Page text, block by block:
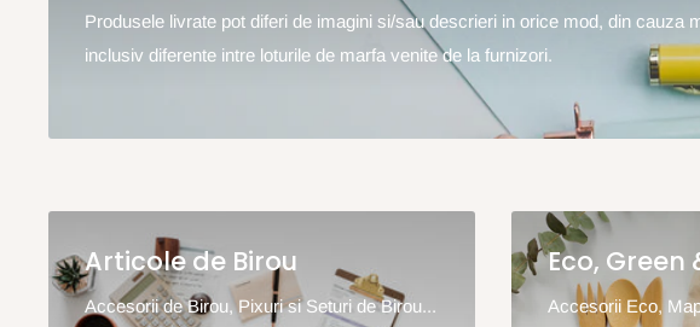
Produsele livrate pot diferi de imagini si/sau descrieri in orice mod, din cauza
inclusiv diferente intre loturile de marfa venite de la furnizori.
Articole de Birou
Accesorii de Birou, Pixuri si Seturi de Birou...
Eco, Green
Accesorii Eco,